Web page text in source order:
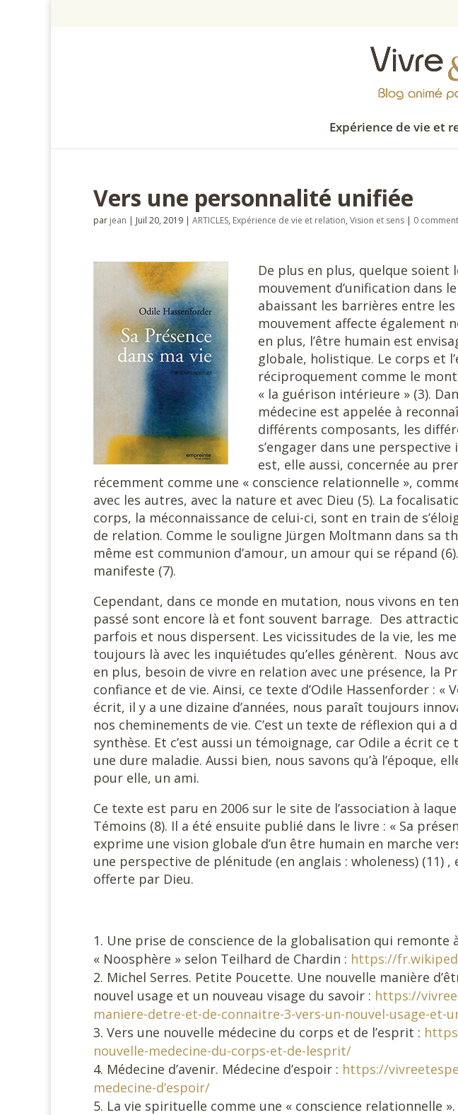
Expérience de vie et
Vers une personnalité unifiée
par jean | Juil 20, 2019 | ARTICLES, Expérience de vie et relation, Vision et sens | 0
De plus en plus, quelque soient
mouvement d’unification dans
abaissant les barrières entre
mouvement affecte également
en plus, l’être humain est
globale, holistique. Le corps et
réciproquement comme le
« la guérison intérieure » (3).
médecine est appelée à
différents composants, les
s’engager dans une
est, elle aussi, concernée au
récemment comme une « conscience relationnelle »,
avec les autres, avec la nature et avec Dieu (5). La
corps, la méconnaissance de celui-ci, sont en train de
de relation. Comme le souligne Jürgen Moltmann dans sa
même est communion d’amour, un amour qui se répand
manifeste (7).
Cependant, dans ce monde en mutation, nous vivons en
passé sont encore là et font souvent barrage. Des
parfois et nous dispersent. Les vicissitudes de la vie, les
toujours là avec les inquiétudes qu’elles génèrent. Nous
en plus, besoin de vivre en relation avec une présence, la
confiance et de vie. Ainsi, ce texte d’Odile Hassenforder : «
écrit, il y a une dizaine d’années, nous paraît toujours
nos cheminements de vie. C’est un texte de réflexion qui a
synthèse. Et c’est aussi un témoignage, car Odile a écrit
une dure maladie. Aussi bien, nous savons qu’à l’époque,
pour elle, un ami.
Ce texte est paru en 2006 sur le site de l’association à
Témoins (8). Il a été ensuite publié dans le livre : « Sa
exprime une vision globale d’un être humain en marche
une perspective de plénitude (en anglais : wholeness) (11)
offerte par Dieu.
Une prise de conscience de la globalisation qui remonte
« Noosphère » selon Teilhard de Chardin : https://
Michel Serres. Petite Poucette. Une nouvelle manière
nouvel usage et un nouveau visage du savoir : https://
maniere-detre-et-de-connaitre-3-vers-un-nouvel-usage-et-
Vers une nouvelle médecine du corps et de l’esprit :
nouvelle-medecine-du-corps-et-de-lesprit/
Médecine d’avenir. Médecine d’espoir : https://
medecine-d’espoir/
La vie spirituelle comme une « conscience relationnelle